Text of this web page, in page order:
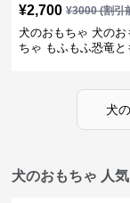
¥2,700 ¥3000(割引
犬のおもちゃ 犬のお
ちゃ もふもふ恐竜と
犬
犬のおもちゃ 人